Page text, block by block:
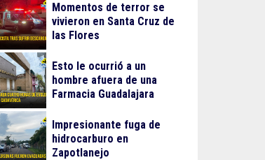
Momentos de terror se
vivieron en Santa Cruz de
las Flores
Esto le ocurrió a un
hombre afuera de una
Farmacia Guadalajara
Impresionante fuga de
hidrocarburo en
Zapotlanejo